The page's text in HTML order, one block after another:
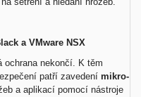
a VMware NSX
ochrana nekončí. K těm
patří zavedení mikro-
a aplikací pomocí nástroje